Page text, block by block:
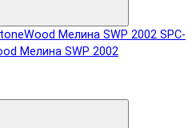
SPC-
Мелина SWP 2002